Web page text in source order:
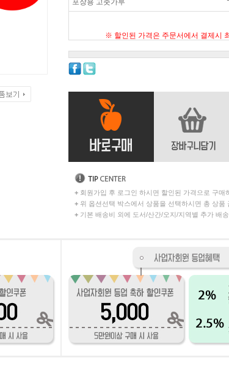
포장용 고춧가루
※ 할인된 가격은 주문서에서 결제시
+ 회원가입 후 로그인 하시면 할인된 가격으로 구매
+ 위 옵션선택 박스에서 상품을 선택하시면 총 상품
+ 기본 배송비 외에 도서/산간/오지/지역별 추가 배